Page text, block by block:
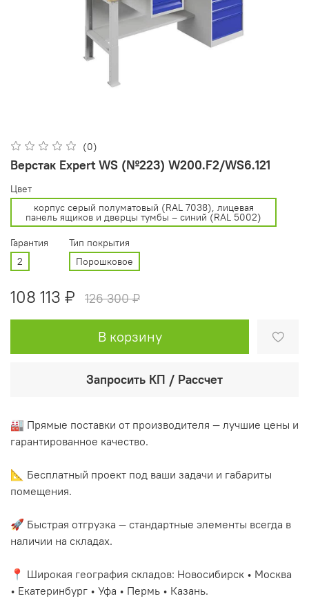
(0)
Верстак Expert WS (№223) W200.F2/WS6.121
Цвет
корпус серый полуматовый (RAL 7038), лицевая
панель ящиков и дверцы тумбы – синий (RAL 5002)
Гарантия
2
Тип покрытия
Порошковое
108 113 ₽ 126 300 ₽
В корзину
Запросить КП / Рассчет
🏭 Прямые поставки от производителя — лучшие цены и
гарантированное качество.
📐 Бесплатный проект под ваши задачи и габариты
помещения.
🚀 Быстрая отгрузка — стандартные элементы всегда в
наличии на складах.
📍 Широкая география складов: Новосибирск • Москва
• Екатеринбург • Уфа • Пермь • Казань.